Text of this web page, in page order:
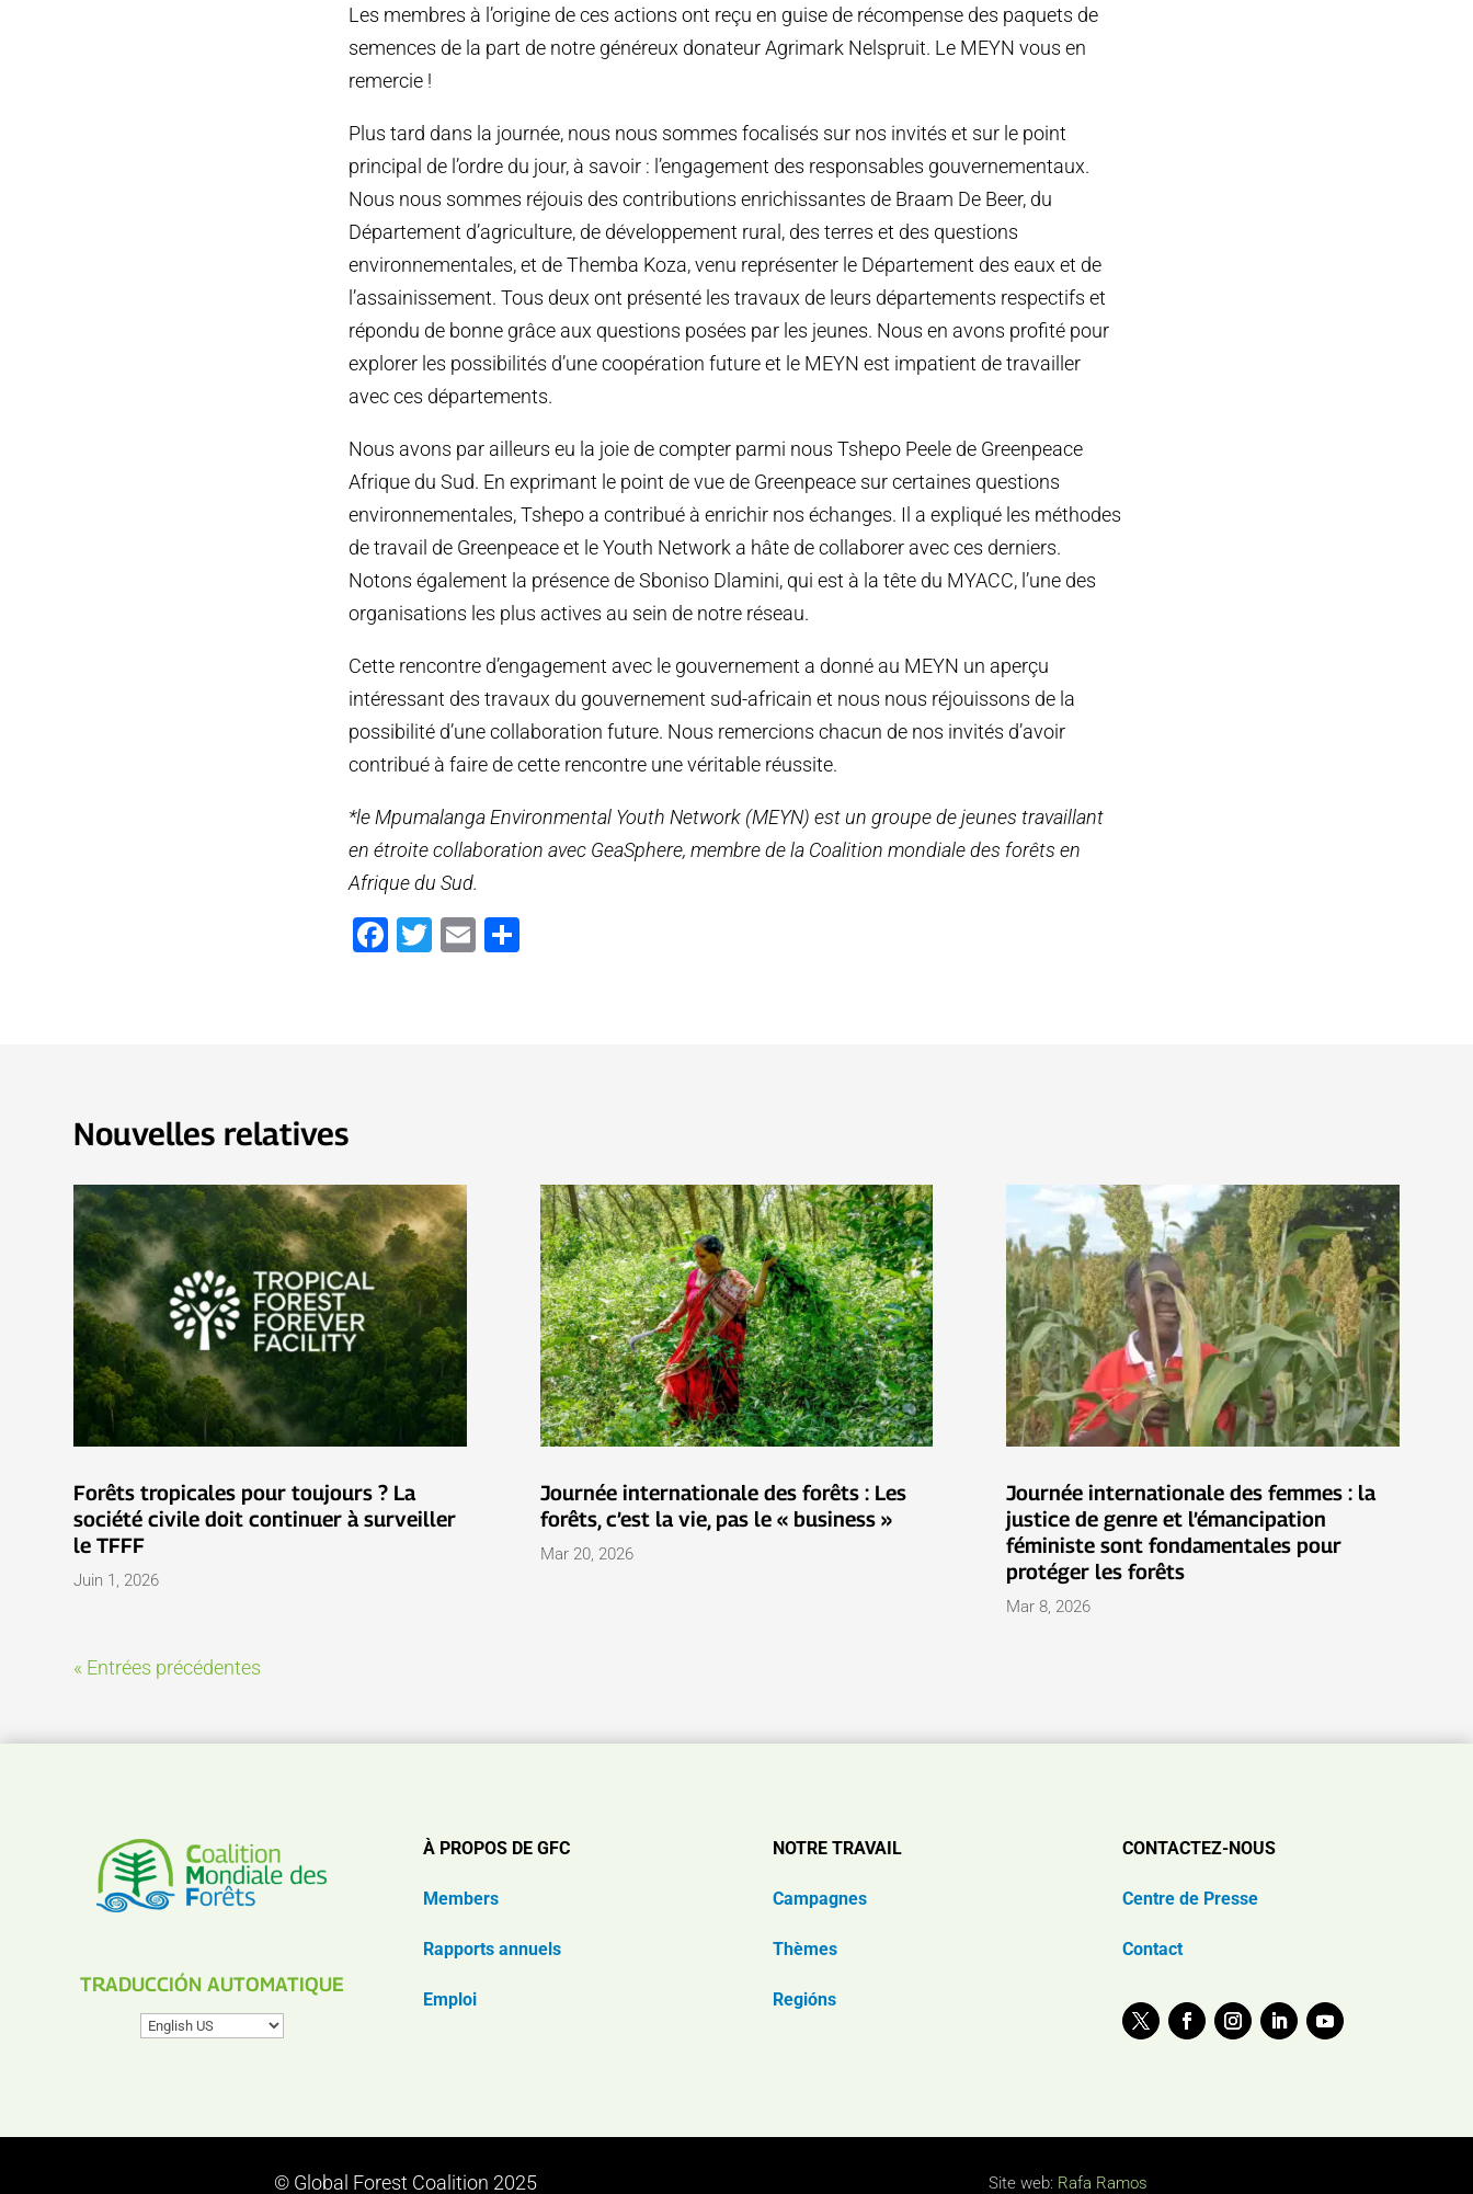
Les membres à l’origine de ces actions ont reçu en guise de récompense des paquets de
semences de la part de notre généreux donateur Agrimark Nelspruit. Le MEYN vous en
remercie !
Plus tard dans la journée, nous nous sommes focalisés sur nos invités et sur le point
principal de l’ordre du jour, à savoir : l’engagement des responsables gouvernementaux.
Nous nous sommes réjouis des contributions enrichissantes de Braam De Beer, du
Département d’agriculture, de développement rural, des terres et des questions
environnementales, et de Themba Koza, venu représenter le Département des eaux et de
l’assainissement. Tous deux ont présenté les travaux de leurs départements respectifs et
répondu de bonne grâce aux questions posées par les jeunes. Nous en avons profité pour
explorer les possibilités d’une coopération future et le MEYN est impatient de travailler
avec ces départements.
Nous avons par ailleurs eu la joie de compter parmi nous Tshepo Peele de Greenpeace
Afrique du Sud. En exprimant le point de vue de Greenpeace sur certaines questions
environnementales, Tshepo a contribué à enrichir nos échanges. Il a expliqué les méthodes
de travail de Greenpeace et le Youth Network a hâte de collaborer avec ces derniers.
Notons également la présence de Sboniso Dlamini, qui est à la tête du MYACC, l’une des
organisations les plus actives au sein de notre réseau.
Cette rencontre d’engagement avec le gouvernement a donné au MEYN un aperçu
intéressant des travaux du gouvernement sud-africain et nous nous réjouissons de la
possibilité d’une collaboration future. Nous remercions chacun de nos invités d’avoir
contribué à faire de cette rencontre une véritable réussite.
*le Mpumalanga Environmental Youth Network (MEYN) est un groupe de jeunes travaillant
en étroite collaboration avec GeaSphere, membre de la Coalition mondiale des forêts en
Afrique du Sud.
Facebook
Twitter
Email
Nouvelles relatives
Forêts tropicales pour toujours ? La
société civile doit continuer à surveiller
le TFFF
Juin 1, 2026
Journée internationale des forêts : Les
forêts, c’est la vie, pas le « business »
Mar 20, 2026
Journée internationale des femmes : la
justice de genre et l’émancipation
féministe sont fondamentales pour
protéger les forêts
Mar 8, 2026
« Entrées précédentes
TRADUCCIÓN AUTOMATIQUE
À PROPOS DE GFC
Members
Rapports annuels
Emploi
NOTRE TRAVAIL
Campagnes
Thèmes
Regións
CONTACTEZ-NOUS
Centre de Presse
Contact
© Global Forest Coalition 2025 Site web: Rafa Ramos